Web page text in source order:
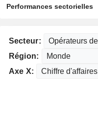
Performances sectorielles
Secteur:
Région:
Axe X: